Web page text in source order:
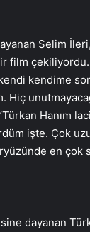
Selim
film
kendime
Hiç
Hanım
işte. Çok
en
dayanan